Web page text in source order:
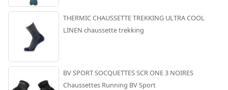
THERMIC CHAUSSETTE TREKKING ULTRA COOL
LINEN chaussette trekking
BV SPORT SOCQUETTES SCR ONE 3 NOIRES
Chaussettes Running BV Sport